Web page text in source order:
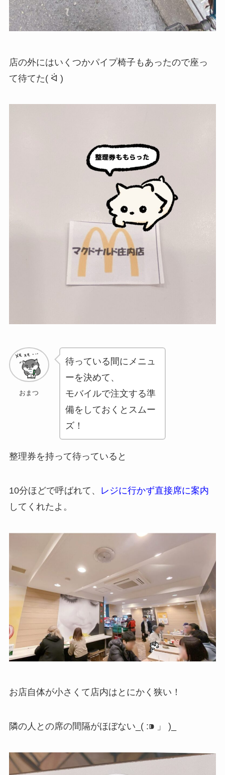
店の外にはいくつかパイプ椅子もあったので座っ
て待てた( ᐛ )
おまつ
待っている間にメニュ
ーを決めて、
モバイルで注文する準
備をしておくとスムー
ズ！
整理券を持って待っていると
10分ほどで呼ばれて、
レジに行かず直接席に案内
してくれたよ。
お店自体が小さくて店内はとにかく狭い！
隣の人との席の間隔がほぼない_( :⁍ 」 )_